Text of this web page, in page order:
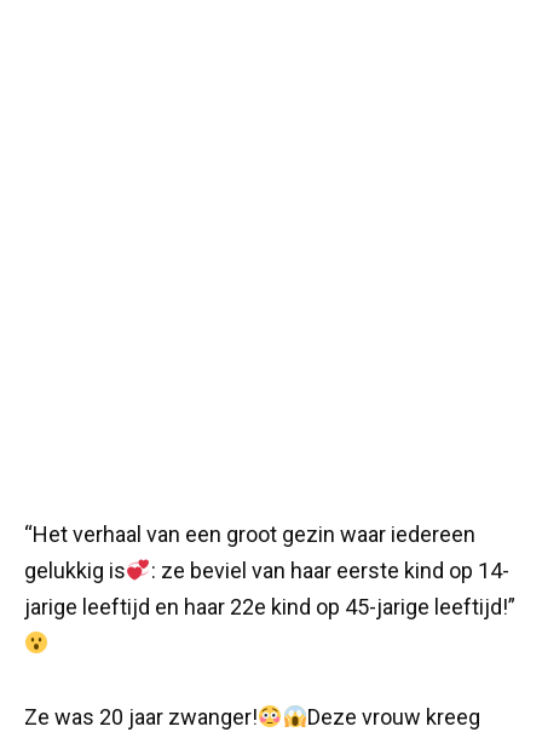
“Het verhaal van een groot gezin waar iedereen
gelukkig is
: ze beviel van haar eerste kind op 14-
jarige leeftijd en haar 22e kind op 45-jarige leeftijd!”
Ze was 20 jaar zwanger!
Deze vrouw kreeg